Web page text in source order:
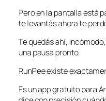
Pero en la pantalla está
te levantás ahora te
Te quedás ahí,
una pausa pronto.
RunPee existe
Es un app gratuito para